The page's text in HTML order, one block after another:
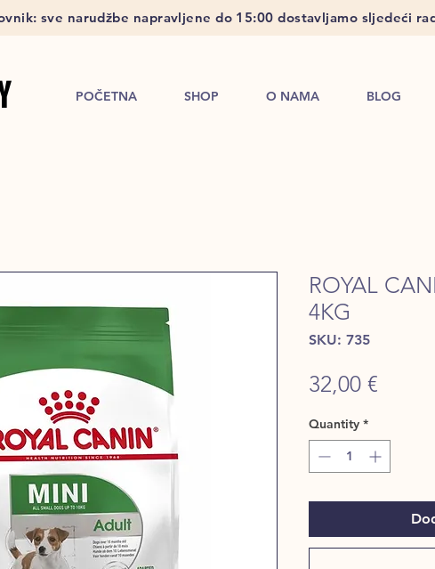
sve narudžbe napravljene do 15:00 dostavljamo sljedeći
POČETNA SHOP O NAMA BLOG
ROYAL
4KG
SKU: 735
32,00 €
Quantity *